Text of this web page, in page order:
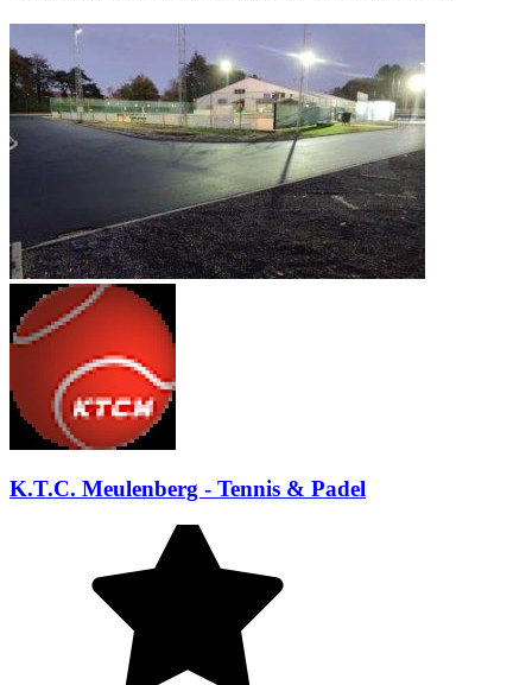
K.T.C. Meulenberg - Tennis & Padel